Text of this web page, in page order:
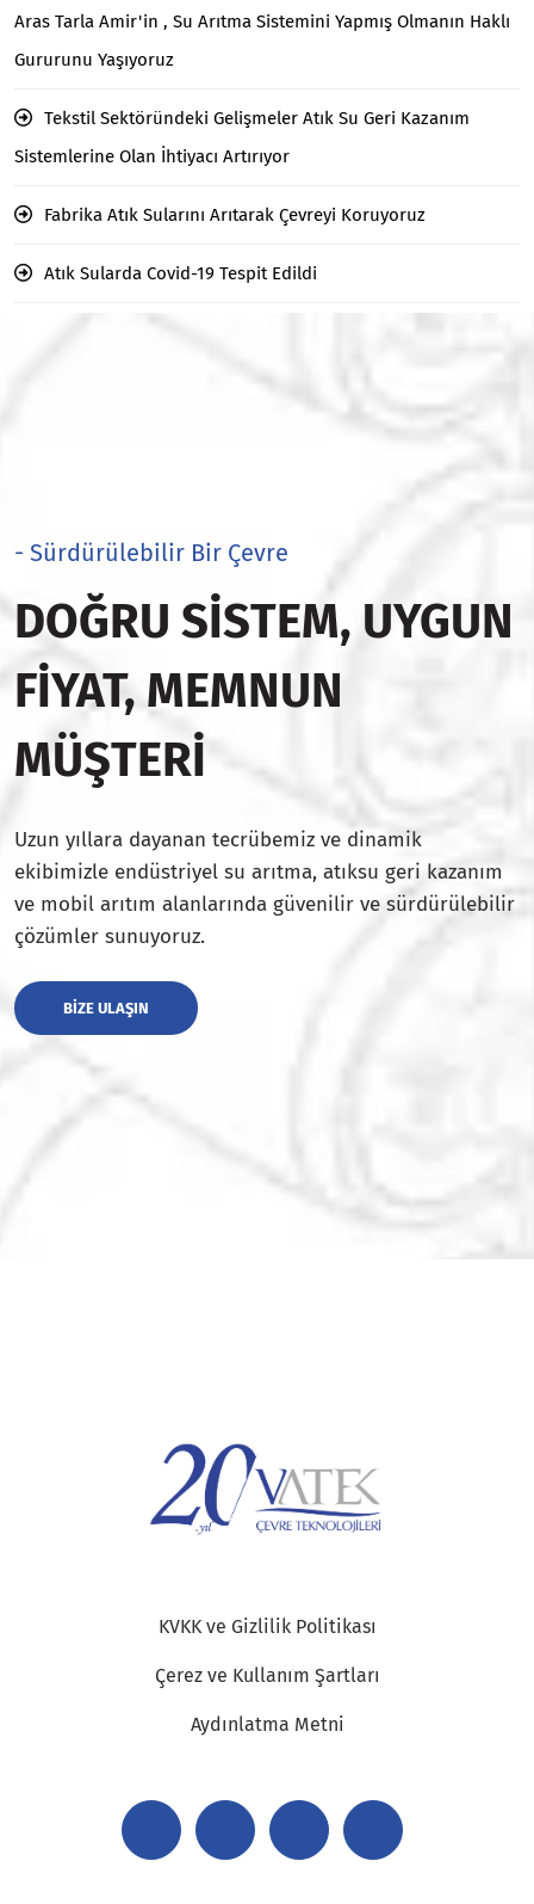
Aras Tarla Amir'in , Su Arıtma Sistemini Yapmış Olmanın Haklı
Gururunu Yaşıyoruz
Tekstil Sektöründeki Gelişmeler Atık Su Geri Kazanım
Sistemlerine Olan İhtiyacı Artırıyor
Fabrika Atık Sularını Arıtarak Çevreyi Koruyoruz
Atık Sularda Covid-19 Tespit Edildi
- Sürdürülebilir Bir Çevre
DOĞRU SISTEM, UYGUN
FIYAT, MEMNUN
MÜŞTERI
Uzun yıllara dayanan tecrübemiz ve dinamik
ekibimizle endüstriyel su arıtma, atıksu geri kazanım
ve mobil arıtım alanlarında güvenilir ve sürdürülebilir
çözümler sunuyoruz.
BIZE ULAŞIN
KVKK ve Gizlilik Politikası
Çerez ve Kullanım Şartları
Aydınlatma Metni